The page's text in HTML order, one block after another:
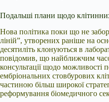
Подальші плани щодо
Нова політика поки що не
ліній”, утворених раніше на
десятиліть клонуються в
повідомив, що найближчим
консультації щодо можливості
ембріональних стовбурових
частиною більш широкої
реформування біомедичного